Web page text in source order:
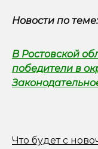
Новости по теме:
В Ростовской
победители в
Что будет с